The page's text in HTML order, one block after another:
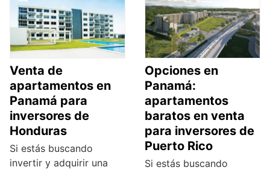
Venta de
apartamentos en
Panamá para
inversores de
Honduras
Si estás buscando
invertir y adquirir una
Opciones en
Panamá:
apartamentos
baratos en venta
para inversores de
Puerto Rico
Si estás buscando